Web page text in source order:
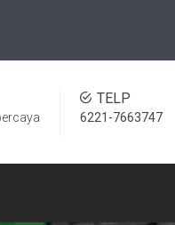
TELP
6221-7663747